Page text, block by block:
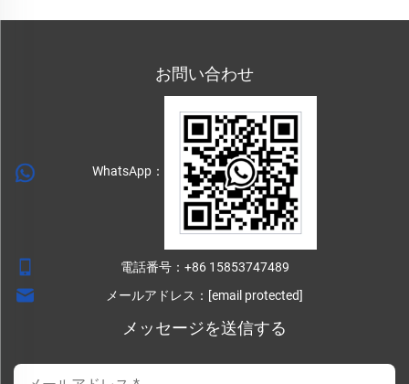
お問い合わせ
WhatsApp：
電話番号： +86 15853747489
メールアドレス： [email protected]
メッセージを送信する